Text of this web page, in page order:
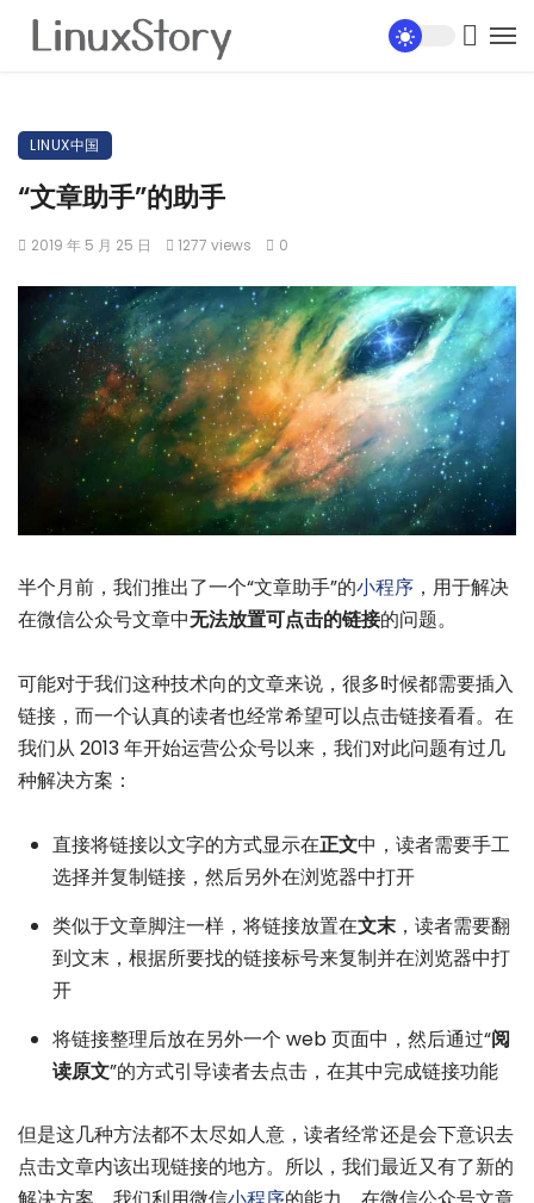
LINUX中国
“文章助手”的助手
2019 年 5 月 25 日 1277 views 0
半个月前，我们推出了一个“文章助手”的小程序 ，用于解决
在微信公众号文章中无法放置可点击的链接的问题。
可能对于我们这种技术向的文章来说，很多时候都需要插入
链接，而一个认真的读者也经常希望可以点击链接看看。在
我们从 2013 年开始运营公众号以来，我们对此问题有过几
种解决方案：
直接将链接以文字的方式显示在正文中，读者需要手工
选择并复制链接，然后另外在浏览器中打开
类似于文章脚注一样，将链接放置在文末，读者需要翻
到文末，根据所要找的链接标号来复制并在浏览器中打
开
将链接整理后放在另外一个 web 页面中，然后通过“阅
读原文”的方式引导读者去点击，在其中完成链接功能
但是这几种方法都不太尽如人意，读者经常还是会下意识去
点击文章内该出现链接的地方。所以，我们最近又有了新的